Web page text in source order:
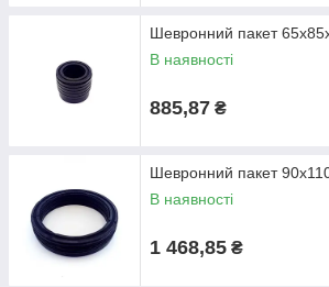
Шевронний пакет
В наявності
885,87 ₴
Шевронний пакет
В наявності
1 468,85 ₴